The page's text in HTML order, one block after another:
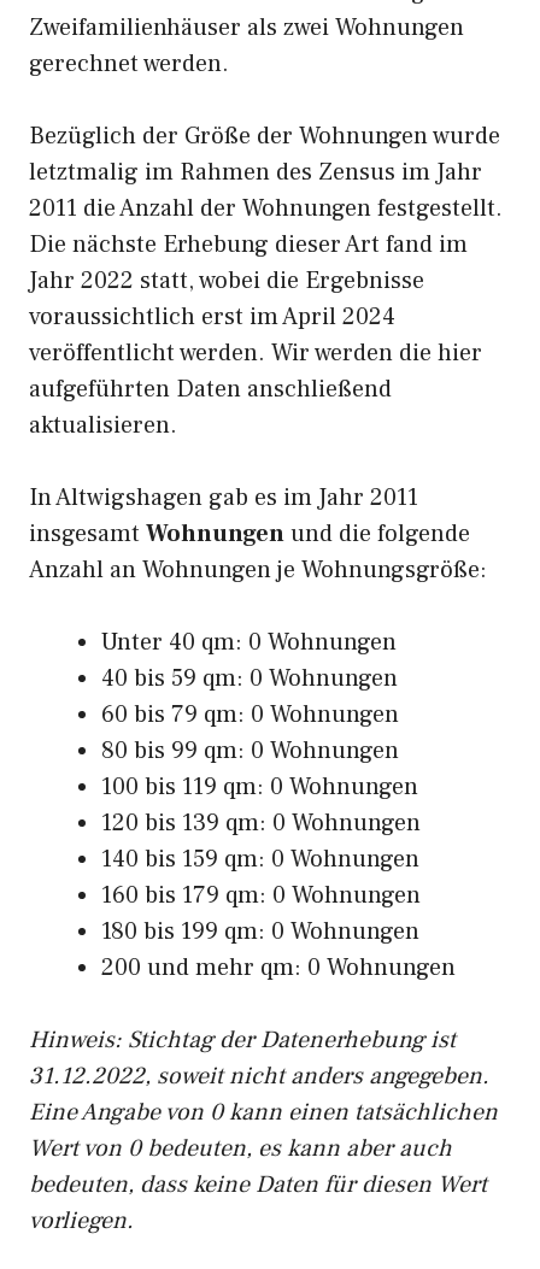
Zweifamilienhäuser als zwei Wohnungen
gerechnet werden.
Bezüglich der Größe der Wohnungen wurde
letztmalig im Rahmen des Zensus im Jahr
2011 die Anzahl der Wohnungen festgestellt.
Die nächste Erhebung dieser Art fand im
Jahr 2022 statt, wobei die Ergebnisse
voraussichtlich erst im April 2024
veröffentlicht werden. Wir werden die hier
aufgeführten Daten anschließend
aktualisieren.
In Altwigshagen gab es im Jahr 2011
insgesamt Wohnungenund die folgende
Anzahl an Wohnungen je Wohnungsgröße:
Unter 40 qm: 0 Wohnungen
40 bis 59 qm: 0 Wohnungen
60 bis 79 qm: 0 Wohnungen
80 bis 99 qm: 0 Wohnungen
100 bis 119 qm: 0 Wohnungen
120 bis 139 qm: 0 Wohnungen
140 bis 159 qm: 0 Wohnungen
160 bis 179 qm: 0 Wohnungen
180 bis 199 qm: 0 Wohnungen
200 und mehr qm: 0 Wohnungen
Hinweis: Stichtag der Datenerhebung ist
31.12.2022, soweit nicht anders angegeben.
Eine Angabe von 0 kann einen tatsächlichen
Wert von 0 bedeuten, es kann aber auch
bedeuten, dass keine Daten für diesen Wert
vorliegen.